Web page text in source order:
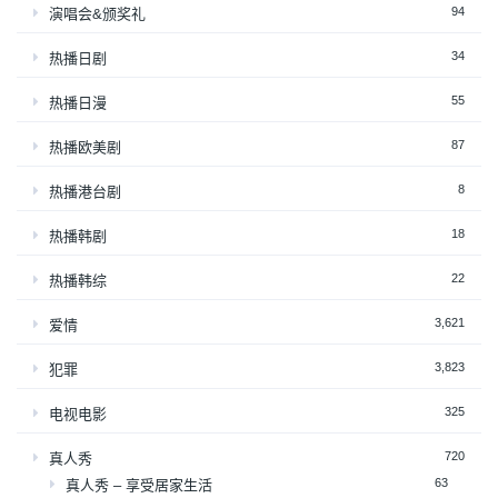
演唱会&颁奖礼 94
热播日剧 34
热播日漫 55
热播欧美剧 87
热播港台剧 8
热播韩剧 18
热播韩综 22
爱情 3,621
犯罪 3,823
电视电影 325
真人秀 720
真人秀 – 享受居家生活 63